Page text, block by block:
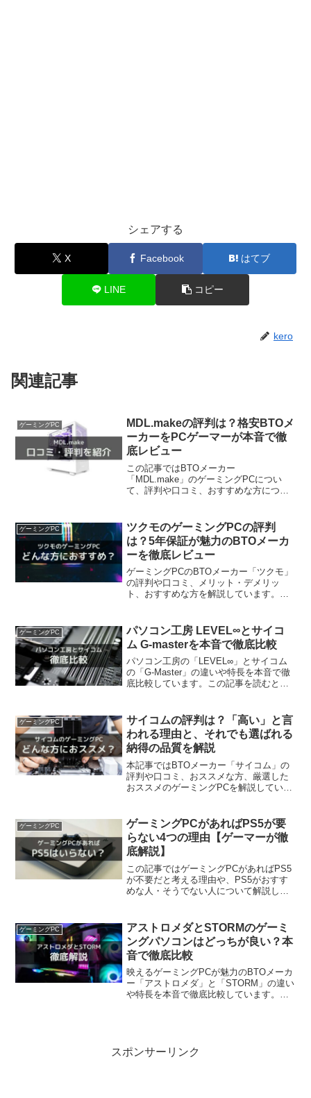
シェアする
X Facebook はてブ
LINE コピー
kero
関連記事
ゲーミングPC
MDL.makeの評判は？格安BTOメ
ーカーをPCゲーマーが本音で徹
底レビュー
この記事ではBTOメーカー
「MDL.make」のゲーミングPCについ
て、評判や口コミ、おすすめな方につい
の記事を読むと、できるだけ後悔せず
MDL.makeのゲーミングPCを購入できま
す。
ゲーミングPC
ツクモのゲーミングPCの評判
は？5年保証が魅力のBTOメーカ
ーを徹底レビュー
ゲーミングPCのBTOメーカー「ツクモ」
の評判や口コミ、メリット・デメリッ
ト、おすすめな方を解説しています。ツ
この記事を読むと、ツクモのゲーミング
PCが自分に合っているか分かります。
ゲーミングPC
パソコン工房 LEVEL∞とサイコ
ム G-masterを本音で徹底比較
パソコン工房の「LEVEL∞」とサイコム
の「G-Master」の違いや特長を本音で徹
底比較しています。この記事を読むと、
で後悔したくない方は、ぜひ参考にして
ください。
ゲーミングPC
サイコムの評判は？「高い」と言
われる理由と、それでも選ばれる
納得の品質を解説
本記事ではBTOメーカー「サイコム」の
評判や口コミ、おススメな方、厳選した
おススメのゲーミングPCを解説していま
の１台を作れます。この記事を読むと、
サイコムが自分に合っているか分かりま
す。
ゲーミングPC
ゲーミングPCがあればPS5が要
らない4つの理由【ゲーマーが徹
底解説】
この記事ではゲーミングPCがあればPS5
が不要だと考える理由や、PS5がおすす
めな人・そうでない人について解説しま
ます。この記事を読めば、自分がゲーミ
ングPCとPS5のどちらを買うか迷うこと
がなくなります。
ゲーミングPC
アストロメダとSTORMのゲーミ
ングパソコンはどっちが良い？本
音で徹底比較
映えるゲーミングPCが魅力のBTOメーカ
ー「アストロメダ」と「STORM」の違い
や特長を本音で徹底比較しています。こ
スポンサーリンク